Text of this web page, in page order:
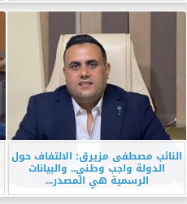
النائب مصطفى مزيرق: الالتفاف حول
الدولة واجب وطني.. والبيانات
الرسمية هي المصدر...